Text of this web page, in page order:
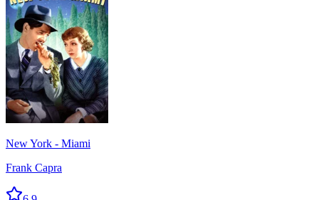
New York - Miami
Frank Capra